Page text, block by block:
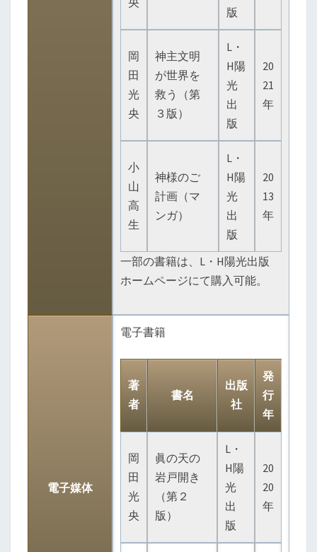
版
岡
田
光
央
神主文明
が世界を
救う（第
３版）
L・
H陽
光
出
版
20
21
年
小
山
高
生
神様のご
計画（マ
ンガ）
L・
H陽
光
出
版
20
13
年
一部の書籍は、L・H陽光出版
ホームページにて購入可能。
電子媒体
電子書籍
著
者
書名
出版
社
発
行
年
岡
田
光
央
眞の天の
岩戸開き
（第２
版）
L・
H陽
光
出
版
20
20
年